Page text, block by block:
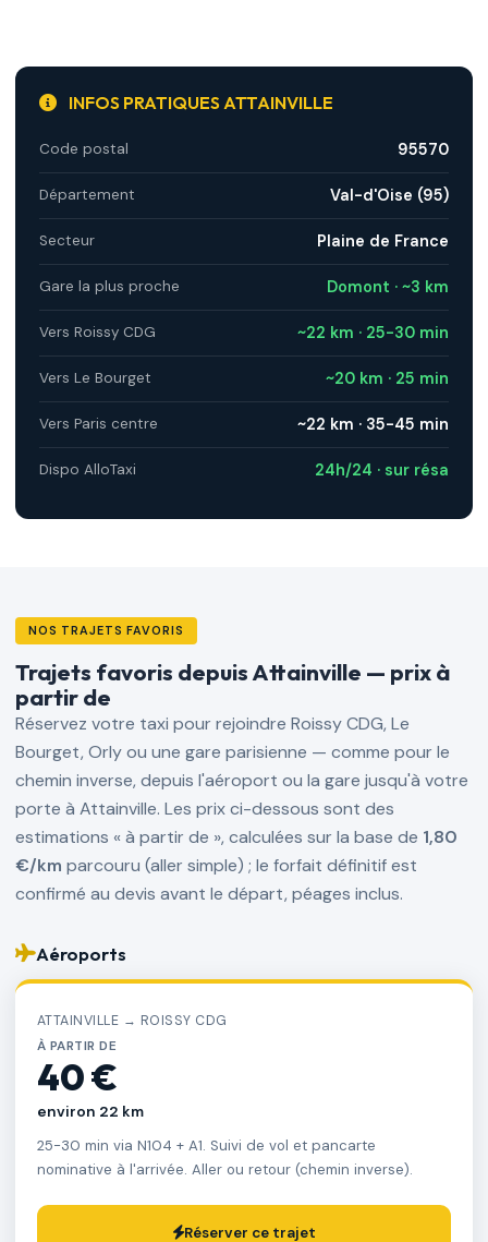
INFOS PRATIQUES ATTAINVILLE
Code postal 95570
Département Val-d'Oise (95)
Secteur Plaine de France
Gare la plus proche Domont · ~3 km
Vers Roissy CDG ~22 km · 25-30 min
Vers Le Bourget ~20 km · 25 min
Vers Paris centre ~22 km · 35-45 min
Dispo AlloTaxi 24h/24 · sur résa
NOS TRAJETS FAVORIS
Trajets favoris depuis Attainville — prix à
partir de
Réservez votre taxi pour rejoindre Roissy CDG, Le
Bourget, Orly ou une gare parisienne — comme pour le
chemin inverse, depuis l'aéroport ou la gare jusqu'à votre
porte à Attainville. Les prix ci-dessous sont des
estimations « à partir de », calculées sur la base de 1,80
€/km parcouru (aller simple) ; le forfait définitif est
confirmé au devis avant le départ, péages inclus.
Aéroports
ATTAINVILLE → ROISSY CDG
À PARTIR DE
40 €
environ 22 km
25-30 min via N104 + A1. Suivi de vol et pancarte
nominative à l'arrivée. Aller ou retour (chemin inverse).
Réserver ce trajet